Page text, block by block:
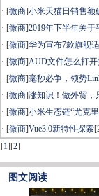
· [微商]小米天猫日销售额
· [微商]2019年下半年关
· [微商]华为宣布7款旗舰
· [微商]AUD文件怎么打开
· [微商]毫秒必争，领势
· [微商]涨知识！做外贸，
· [微商]小米生态链“尤克
· [微商]Vue3.0新特性探索
[1][2]
图文阅读